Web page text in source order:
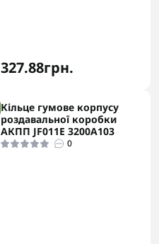
327.88грн.
Кільце гумове корпусу
роздавальної коробки
АКПП JF011E 3200A103
0